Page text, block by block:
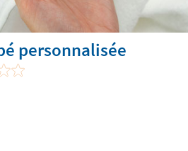
personnalisée